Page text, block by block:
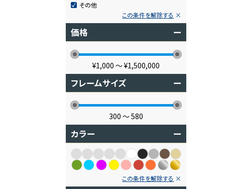
その他
この条件を解除する
価格 ー
¥1,000 〜¥1,500,000
フレームサイズ ー
300 〜580
カラー ー
この条件を解除する